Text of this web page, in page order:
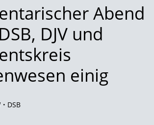
Abend
DJV und
einig
DSB